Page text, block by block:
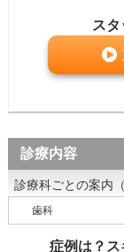
スタ
診療内容
診療科ごとの案内
歯科
症例は？ス